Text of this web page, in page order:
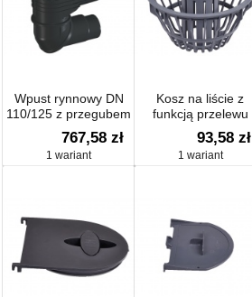
Wpust rynnowy DN
110/125 z przegubem
kulowym, kosz na
liście, klapa
zapachowa, rewizja
767,58 zł
1 wariant
Kosz na liście z
funkcją przelewu
93,58 zł
1 wariant